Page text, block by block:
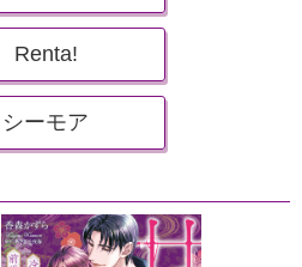
Renta!
シーモア